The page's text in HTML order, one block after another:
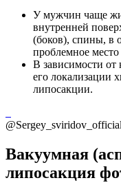
У мужчин чаще
внутренней
(боков), спины, в
проблемное
В зависимости от
его локализации
липосакции.
@Sergey_sviridov_official
Вакуумная
липосакция